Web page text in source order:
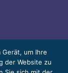
um Ihre
der Website zu